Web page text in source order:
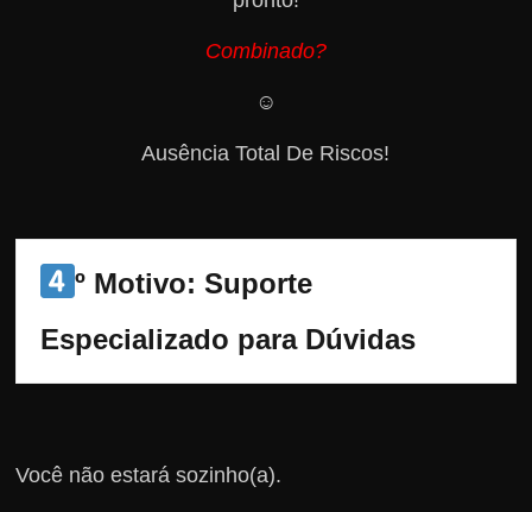
Combinado?
☺️
Ausência Total De Riscos!
º Motivo: Suporte
Especializado para Dúvidas
Você não estará sozinho(a).